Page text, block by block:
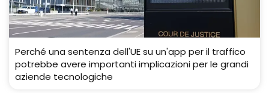
Perché una sentenza dell'UE su un'app per il traffico
potrebbe avere importanti implicazioni per le grandi
aziende tecnologiche